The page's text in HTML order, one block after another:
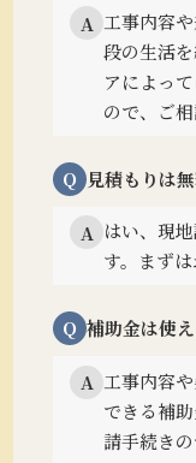
A 工事内容
段の生活
アによっ
ので、ご相
Q 見積もりは
A はい、現
す。まず
Q 補助金は使
A 工事内容
できる補
請手続き